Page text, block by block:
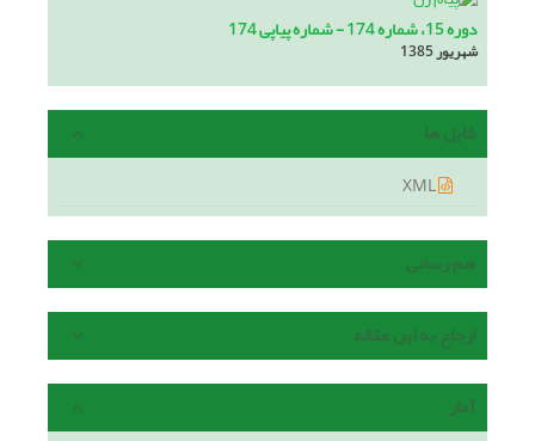
دوره 15، شماره 174 - شماره پیاپی 174
شهریور 1385
فایل ها
هم رسانی
ارجاع به این مقاله
آمار